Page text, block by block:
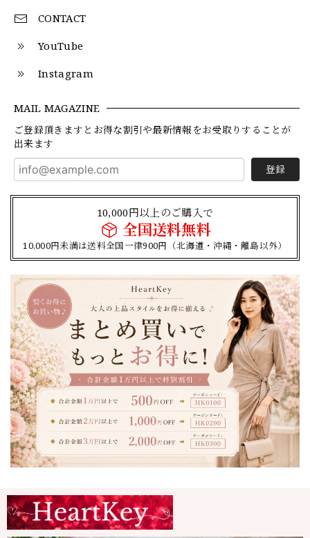
CONTACT
YouTube
Instagram
MAIL MAGAZINE
ご登録頂きますとお得な割引や最新情報をお受取りすることが
出来ます
登録
10,000円以上のご購入で
全国送料無料
10,000円未満は送料全国一律900円（北海道・沖縄・離島以外）